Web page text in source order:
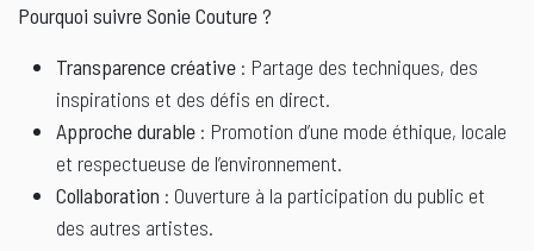
Pourquoi suivre Sonie Couture ?
Transparence créative : Partage des techniques, des
inspirations et des défis en direct.
Approche durable : Promotion d’une mode éthique, locale
et respectueuse de l’environnement.
Collaboration : Ouverture à la participation du public et
des autres artistes.